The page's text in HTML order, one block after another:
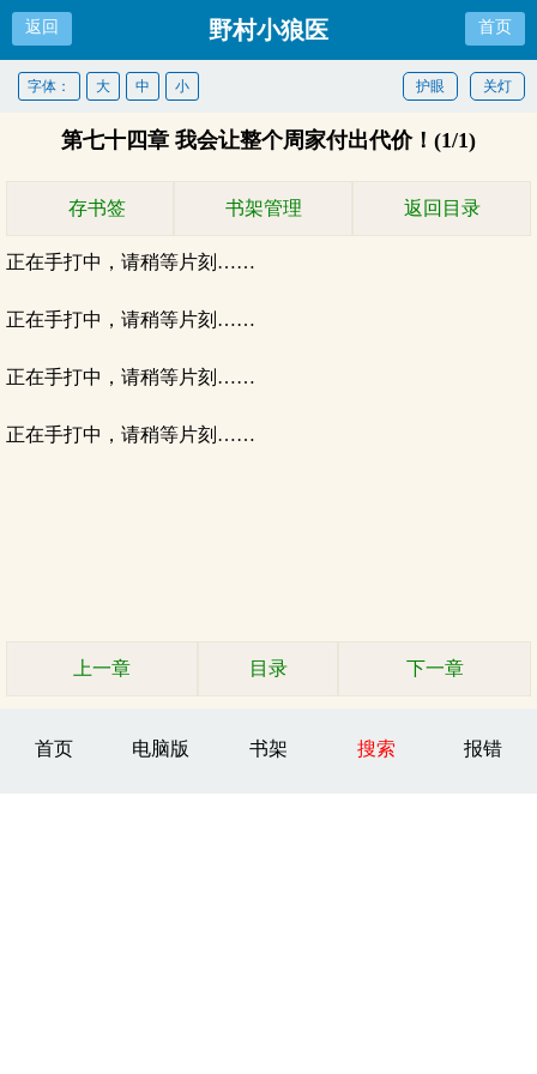
返回 野村小狼医 首页
关灯
护眼
字体： 大 中 小
第七十四章 我会让整个周家付出代价！(1/1)
存书签 书架管理 返回目录
正在手打中，请稍等片刻……
正在手打中，请稍等片刻……
正在手打中，请稍等片刻……
正在手打中，请稍等片刻……
上一章 目录 下一章
首页 电脑版 书架 搜索 报错